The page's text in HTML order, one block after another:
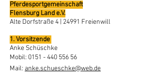
Pferdesportgemeinschaft
Flensburg Land e.V.
Alte Dorfstraße 4 | 24991 Freienwill
1. Vorsitzende
Anke Schüschke
Mobil: 0151 - 440 556 56
Mail: anke.schueschke@web.de